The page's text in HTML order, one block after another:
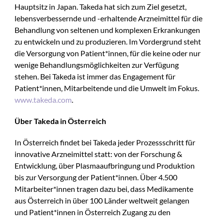
Hauptsitz in Japan. Takeda hat sich zum Ziel gesetzt,
lebensverbessernde und -erhaltende Arzneimittel für die
Behandlung von seltenen und komplexen Erkrankungen
zu entwickeln und zu produzieren. Im Vordergrund steht
die Versorgung von Patient*innen, für die keine oder nur
wenige Behandlungsmöglichkeiten zur Verfügung
stehen. Bei Takeda ist immer das Engagement für
Patient*innen, Mitarbeitende und die Umwelt im Fokus.
www.takeda.com.
Über Takeda in Österreich
In Österreich findet bei Takeda jeder Prozessschritt für
innovative Arzneimittel statt: von der Forschung &
Entwicklung, über Plasmaaufbringung und Produktion
bis zur Versorgung der Patient*innen. Über 4.500
Mitarbeiter*innen tragen dazu bei, dass Medikamente
aus Österreich in über 100 Länder weltweit gelangen
und Patient*innen in Österreich Zugang zu den